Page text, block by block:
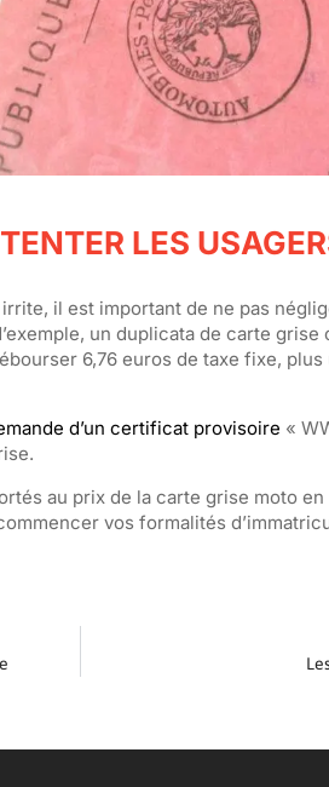
LES
il est important de ne pas
un duplicata de carte grise
6,76 euros de taxe fixe,
d’un certificat provisoire «
au prix de la carte grise moto en
vos formalités